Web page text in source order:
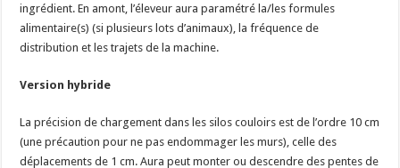
ingrédient. En amont, l’éleveur aura paramétré la/les formules
alimentaire(s) (si plusieurs lots d’animaux), la fréquence de
distribution et les trajets de la machine.
Version hybride
La précision de chargement dans les silos couloirs est de l’ordre 10 cm
(une précaution pour ne pas endommager les murs), celle des
déplacements de 1 cm. Aura peut monter ou descendre des pentes de